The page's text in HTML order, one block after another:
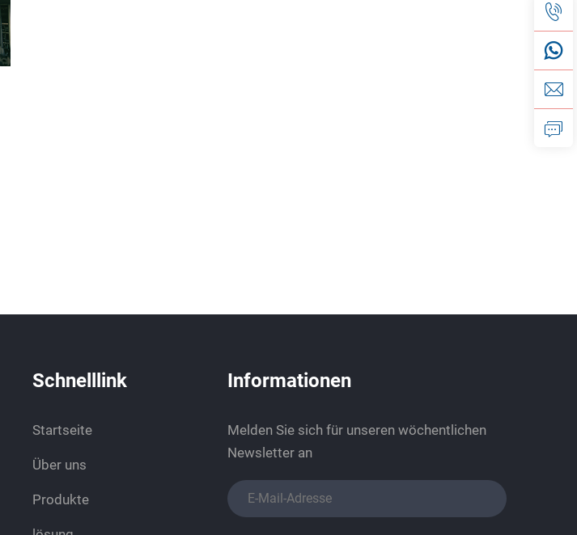
Schnelllink
Startseite
Über uns
Produkte
Informationen
Melden Sie sich für unseren wöchentlichen
Newsletter an